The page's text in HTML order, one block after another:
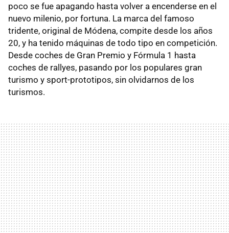
poco se fue apagando hasta volver a encenderse en el
nuevo milenio, por fortuna. La marca del famoso
tridente, original de Módena, compite desde los años
20, y ha tenido máquinas de todo tipo en competición.
Desde coches de Gran Premio y Fórmula 1 hasta
coches de rallyes, pasando por los populares gran
turismo y sport-prototipos, sin olvidarnos de los
turismos.